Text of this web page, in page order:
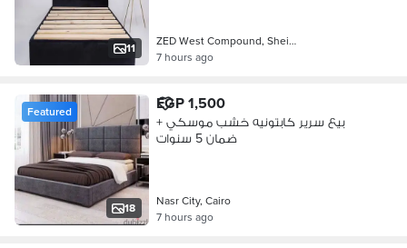
11
ZED West Compound, Sheikh Zayed
7 hours ago
18
Featured EGP 1,500
بيع سرير كابتونيه خشب موسكي +
ضمان 5 سنوات
Nasr City, Cairo
7 hours ago